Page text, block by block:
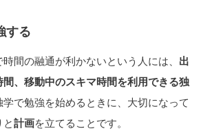
する
間の融通が利かないという人には、 出
、移動中のスキマ時間を利用できる独
学で勉強を始めるときに、大切になって
計画を立てることです。